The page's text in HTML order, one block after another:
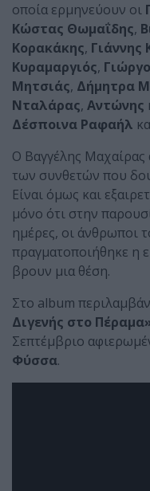
οποία ερμηνεύουν οι
Κώστας Θωμαΐδης,
Κορακάκης, Γιάννης
Κυραμαργιός,
Μητσιάς, Δήμητρα
Νταλάρας, Αντώνης
Δέσποινα Ραφαήλ
Ο Βαγγέλης Μαχαίρας
των συνθετών που
Είναι όμως και
μόνο ότι στην
ημέρες, οι άνθρωποι
πραγματοποιήθηκε η
βρουν μια θέση.
Στο album
Διγενής στο
Σεπτέμβριο
Φύσσα.